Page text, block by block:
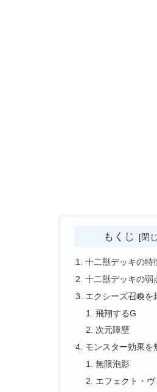
もくじ
十二獣デッキの特
十二獣デッキの弱
エクシーズ召喚を
飛翔するG
次元障壁
モンスター効果を
無限泡影
エフェクト・